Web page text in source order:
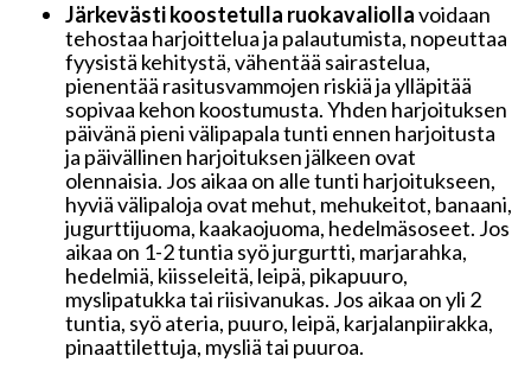
Järkevästi koostetulla ruokavaliollavoidaan
tehostaa harjoittelua ja palautumista, nopeuttaa
fyysistä kehitystä, vähentää sairastelua,
pienentää rasitusvammojen riskiä ja ylläpitää
sopivaa kehon koostumusta. Yhden harjoituksen
päivänä pieni välipapala tunti ennen harjoitusta
ja päivällinen harjoituksen jälkeen ovat
olennaisia. Jos aikaa on alle tunti harjoitukseen,
hyviä välipaloja ovat mehut, mehukeitot, banaani,
jugurttijuoma, kaakaojuoma, hedelmäsoseet. Jos
aikaa on 1-2 tuntia syö jurgurtti, marjarahka,
hedelmiä, kiisseleitä, leipä, pikapuuro,
myslipatukka tai riisivanukas. Jos aikaa on yli 2
tuntia, syö ateria, puuro, leipä, karjalanpiirakka,
pinaattilettuja, mysliä tai puuroa.